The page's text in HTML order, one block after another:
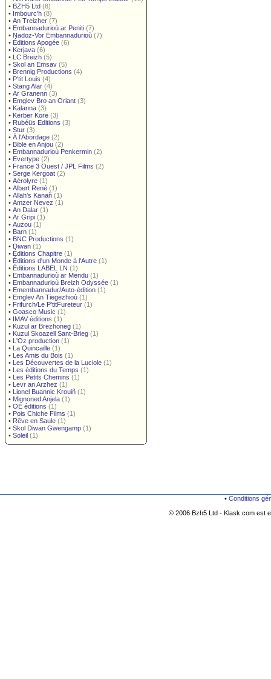
• BZH5 Ltd (8)
• Imbourc'h (8)
• An Treizher (7)
• Embannadurioù ar Peniti (7)
• Nadoz-Vor Embannadurioù (7)
• Éditions Apogée (6)
• Kerjava (6)
• LC Breizh (5)
• Skol an Emsav (5)
• Brennig Productions (4)
• P'tit Louis (4)
• Stang Alar (4)
• Ar Granenn (3)
• Emglev Bro an Oriant (3)
• Kalanna (3)
• Kerber Kore (3)
• Rubéüs Editions (3)
• Stur (3)
• À l'Abordage (2)
• Bible en Anjou (2)
• Embannadurioù Penkermin (2)
• Evertype (2)
• France 3 Ouest / JPL Films (2)
• Serge Kergoat (2)
• Aérolyre (1)
• Albert René (1)
• Allah's Kanañ (1)
• Amzer Nevez (1)
• An Dalar (1)
• Ar Gripi (1)
• Auzou (1)
• Barn (1)
• BNC Productions (1)
• Diwan (1)
• Éditions Chapitre (1)
• Éditions d'un Monde à l'Autre (1)
• Éditions LABEL LN (1)
• Embannadurioù ar Mendu (1)
• Embannadurioù Breizh Odyssée (1)
• Emembannadur/Auto-édition (1)
• Emglev An Tiegezhioù (1)
• Frifurch/Le P'titFureteur (1)
• Goasco Music (1)
• IMAV éditions (1)
• Kuzul ar Brezhoneg (1)
• Kuzul Skoazell Sant-Brieg (1)
• L'Oz production (1)
• La Quincaille (1)
• Les Amis du Bois (1)
• Les Découvertes de la Luciole (1)
• Les éditions du Temps (1)
• Les Petits Chemins (1)
• Levr an Arzhez (1)
• Lionel Buannic Krouiñ (1)
• Mignoned Anjela (1)
• OE éditions (1)
• Pois Chiche Films (1)
• Rêve en Saule (1)
• Skol Diwan Gwengamp (1)
• Soleil (1)
• Conditions
© 2006 Bzh5 Ltd - Klask.com est